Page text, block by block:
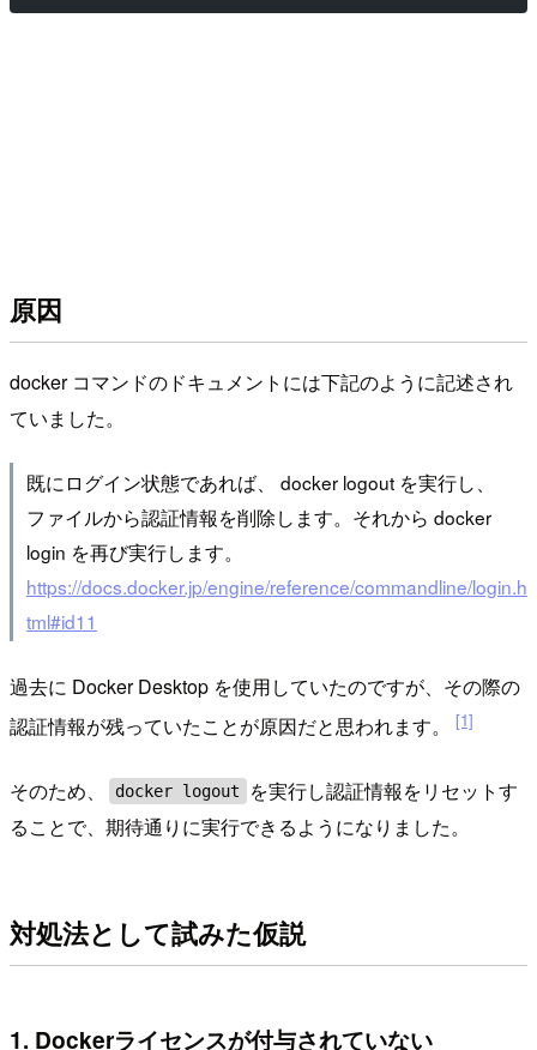
原因
docker コマンドのドキュメントには下記のように記述され
ていました。
既にログイン状態であれば、 docker logout を実行し、
ファイルから認証情報を削除します。それから docker
login を再び実行します。
https://docs.docker.jp/engine/reference/commandline/login.h
tml#id11
過去に Docker Desktop を使用していたのですが、その際の
認証情報が残っていたことが原因だと思われます。
[1]
そのため、 docker logout
を実行し認証情報をリセットす
ることで、期待通りに実行できるようになりました。
対処法として試みた仮説
1. Dockerライセンスが付与されていない